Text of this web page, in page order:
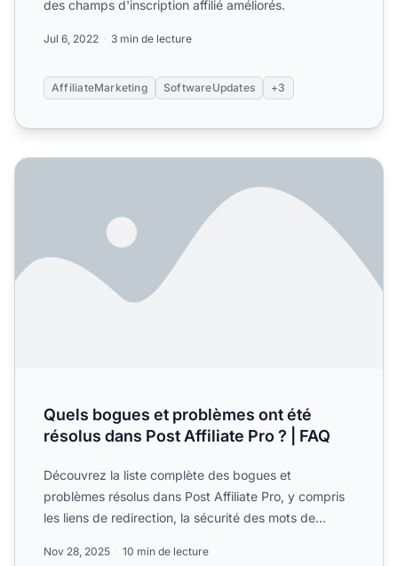
des champs d'inscription affilié améliorés.
Jul 6, 2022 3 min de lecture
AffiliateMarketing SoftwareUpdates +3
Quels bogues et problèmes ont été résolus dans Post
Quels bogues et problèmes ont été
résolus dans Post Affiliate Pro ? | FAQ
Découvrez la liste complète des bogues et
problèmes résolus dans Post Affiliate Pro, y compris
les liens de redirection, la sécurité des mots de
Nov 28, 2025 10 min de lecture